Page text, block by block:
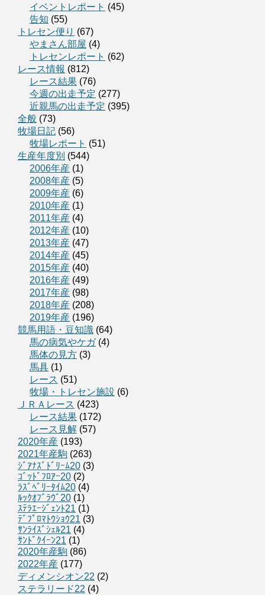
イベントレポート (45)
告知 (55)
トレセン便り (67)
やまさん部屋 (4)
トレセンレポート (62)
レース情報 (812)
レース結果 (76)
今週の出走予定 (277)
近親馬の出走予定 (395)
全般 (73)
牧場日記 (56)
牧場レポート (51)
生産年度別 (544)
2006年産 (1)
2008年産 (5)
2009年産 (6)
2010年産 (1)
2011年産 (4)
2012年産 (10)
2013年産 (47)
2014年産 (45)
2015年産 (40)
2016年産 (49)
2017年産 (98)
2018年産 (208)
2019年産 (196)
競馬用語・豆知識 (64)
馬の病気やケガ(4)
馬体の見方 (3)
馬具 (1)
レース (51)
牧場・トレセン施設 (6)
ＪＲＡレース (423)
レース結果 (172)
レース見解 (57)
2020年産 (193)
2021年産駒 (263)
ｼﾞｱﾅｽﾞﾄﾞﾘｰﾑ20 (3)
ｺﾞｯﾄﾞﾌﾛｱｰ20 (2)
ﾗｽﾞﾍﾞﾘｰﾀｲﾑ20 (4)
ﾙｯｸｵﾌﾞﾗｳﾞ20 (1)
ｽﾃﾗｴｰｼﾞｪﾝﾄ21 (1)
ﾃﾞﾌﾟﾛﾏﾄｳｼｮｳ21 (3)
ｻﾝﾗｲｽﾞｼｪﾙ21 (4)
ｻﾝﾄﾞｸｲｰﾝ21 (1)
2020年産駒 (86)
2022年産 (177)
ディメンシオン22 (2)
ステラリード22 (4)